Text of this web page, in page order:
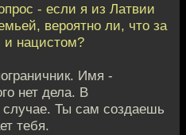
- если я из Латвии
вероятно ли, что за
и нацистом?
Имя -
нет дела. В
Ты сам создаешь
тебя.